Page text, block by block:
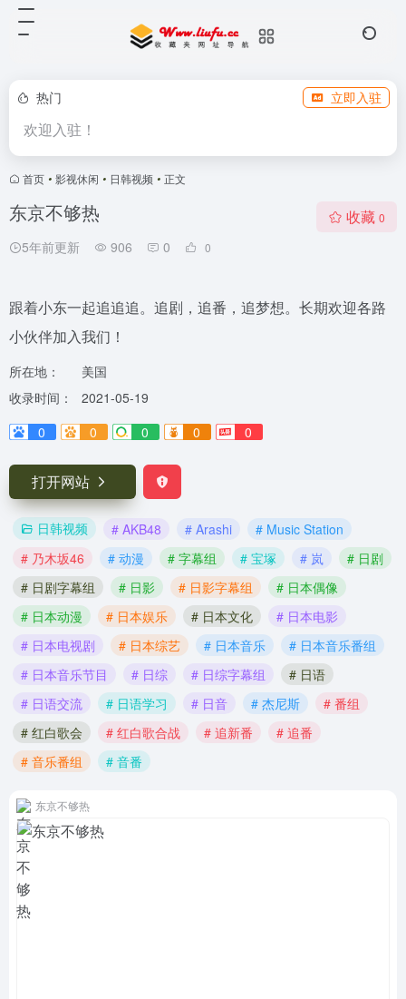
热门 立即入驻
欢迎入驻！
首页 • 影视休闲 • 日韩视频 • 正文
东京不够热
5年前更新 906 0 0
收藏 0
跟着小东一起追追追。追剧，追番，追梦想。长期欢迎各路
小伙伴加入我们！
所在地：
美国
收录时间：
2021-05-19
0
0 0 0 0
打开网站
日韩视频 # AKB48 # Arashi
# Music Station
# 乃木坂46
# 动漫 # 字幕组 # 宝塚 # 岚
# 日剧
# 日剧字幕组
# 日影 # 日影字幕组
# 日本偶像
# 日本动漫
# 日本娱乐 # 日本文化
# 日本电影
# 日本电视剧
# 日本综艺 # 日本音乐
# 日本音乐番组
# 日本音乐节目
# 日综 # 日综字幕组
# 日语
# 日语交流
# 日语学习 # 日音 # 杰尼斯
# 番组
# 红白歌会
# 红白歌合战 # 追新番
# 追番
# 音乐番组
# 音番
东京不够热